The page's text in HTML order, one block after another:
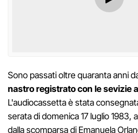
Sono passati oltre quaranta anni
nastro registrato con le sevizie
L'audiocassetta è stata
serata di domenica 17 luglio 1983,
dalla scomparsa di Emanuela